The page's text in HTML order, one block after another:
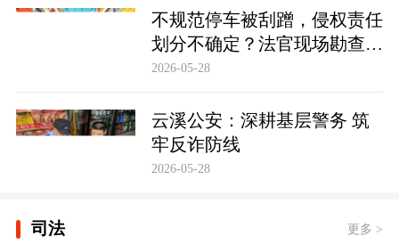
不规范停车被刮蹭，侵权责任
划分不确定？法官现场勘查定
争纷
2026-05-28
云溪公安：深耕基层警务 筑
牢反诈防线
2026-05-28
司法 更多 >